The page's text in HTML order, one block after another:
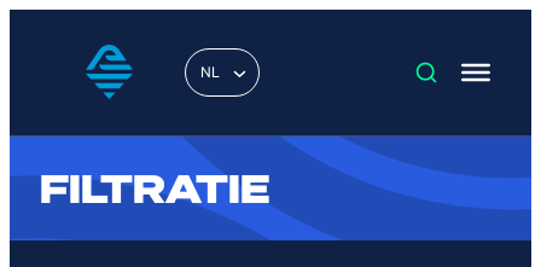
NL
FILTRATIE